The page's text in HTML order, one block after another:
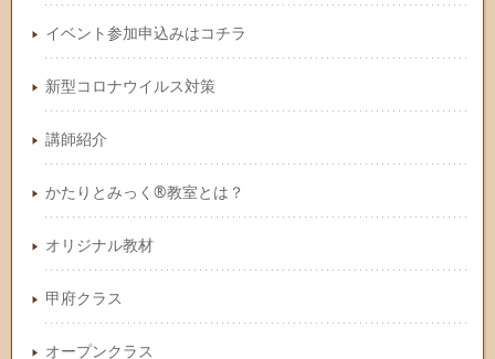
イベント参加申込みはコチラ
新型コロナウイルス対策
講師紹介
かたりとみっく®教室とは？
オリジナル教材
甲府クラス
オープンクラス